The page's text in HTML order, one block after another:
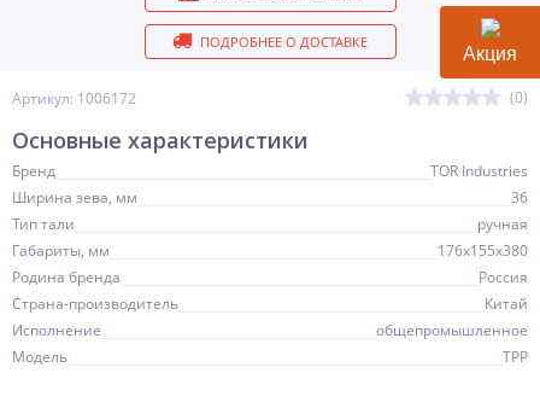
Артикул: 1006172 (0)
ПОДРОБНЕЕ О ДОСТАВКЕ
Основные характеристики
Бренд
TOR Industries
Ширина зева, мм
36
Тип тали
ручная
Габариты, мм
176х155х380
Родина бренда
Россия
Страна-производитель
Китай
Исполнение
общепромышленное
Модель
ТРР
Акция